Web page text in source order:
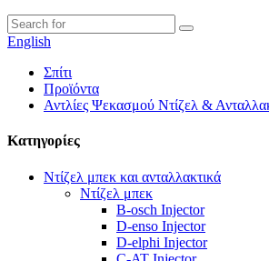
English
Σπίτι
Προϊόντα
Αντλίες Ψεκασμού Ντίζελ &
Κατηγορίες
Ντίζελ μπεκ και ανταλλακτικά
Ντίζελ μπεκ
B-osch Injector
D-enso Injector
D-elphi Injector